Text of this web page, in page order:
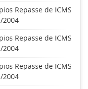
Repasse de ICMS
2004
Repasse de ICMS
2004
Repasse de ICMS
2004